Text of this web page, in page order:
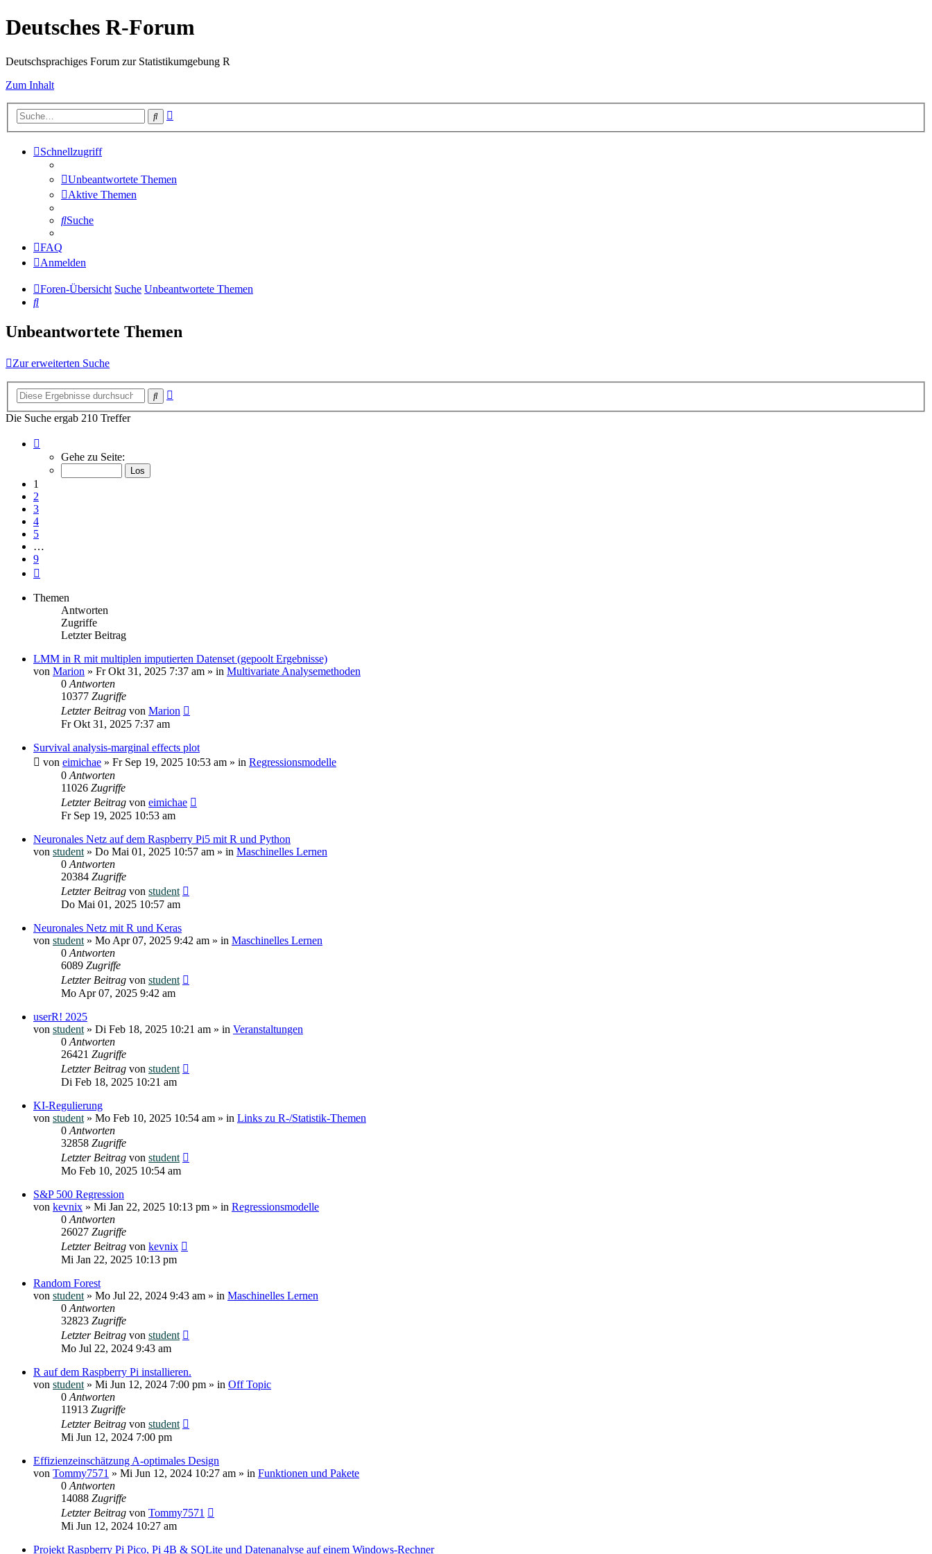
Deutsches R-Forum
Deutschsprachiges Forum zur Statistikumgebung R
Zum Inhalt
Suche
Schnellzugriff
Unbeantwortete Themen
Aktive Themen
Suche
FAQ
Anmelden
Foren-Übersicht Suche Unbeantwortete Themen
Suche
Unbeantwortete Themen
Zur erweiterten Suche
Suche
Die Suche ergab 210 Treffer
von
Gehe zu Seite:
1
2
3
4
5
…
9
Themen
Antworten
Zugriffe
Letzter Beitrag
LMM in R mit multiplen imputierten Datenset (gepoolt Ergebnisse)
von Marion » Fr Okt 31, 2025 7:37 am » in Multivariate Analysemethoden
0 Antworten
10377 Zugriffe
Letzter Beitrag von Marion
Fr Okt 31, 2025 7:37 am
Survival analysis-marginal effects plot
von eimichae » Fr Sep 19, 2025 10:53 am » in Regressionsmodelle
0 Antworten
11026 Zugriffe
Letzter Beitrag von eimichae
Fr Sep 19, 2025 10:53 am
Neuronales Netz auf dem Raspberry Pi5 mit R und Python
von student » Do Mai 01, 2025 10:57 am » in Maschinelles Lernen
0 Antworten
20384 Zugriffe
Letzter Beitrag von student
Do Mai 01, 2025 10:57 am
Neuronales Netz mit R und Keras
von student » Mo Apr 07, 2025 9:42 am » in Maschinelles Lernen
0 Antworten
6089 Zugriffe
Letzter Beitrag von student
Mo Apr 07, 2025 9:42 am
userR! 2025
von student » Di Feb 18, 2025 10:21 am » in Veranstaltungen
0 Antworten
26421 Zugriffe
Letzter Beitrag von student
Di Feb 18, 2025 10:21 am
KI-Regulierung
von student » Mo Feb 10, 2025 10:54 am » in Links zu R-/Statistik-Themen
0 Antworten
32858 Zugriffe
Letzter Beitrag von student
Mo Feb 10, 2025 10:54 am
S&P 500 Regression
von kevnix » Mi Jan 22, 2025 10:13 pm » in Regressionsmodelle
0 Antworten
26027 Zugriffe
Letzter Beitrag von kevnix
Mi Jan 22, 2025 10:13 pm
Random Forest
von student » Mo Jul 22, 2024 9:43 am » in Maschinelles Lernen
0 Antworten
32823 Zugriffe
Letzter Beitrag von student
Mo Jul 22, 2024 9:43 am
R auf dem Raspberry Pi installieren.
von student » Mi Jun 12, 2024 7:00 pm » in Off Topic
0 Antworten
11913 Zugriffe
Letzter Beitrag von student
Mi Jun 12, 2024 7:00 pm
Effizienzeinschätzung A-optimales Design
von Tommy7571 » Mi Jun 12, 2024 10:27 am » in Funktionen und Pakete
0 Antworten
14088 Zugriffe
Letzter Beitrag von Tommy7571
Mi Jun 12, 2024 10:27 am
Projekt Raspberry Pi Pico, Pi 4B & SQLite und Datenanalyse auf einem Windows-Rechner